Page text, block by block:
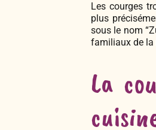
Les courges
plus
sous le nom
familiaux de la
La